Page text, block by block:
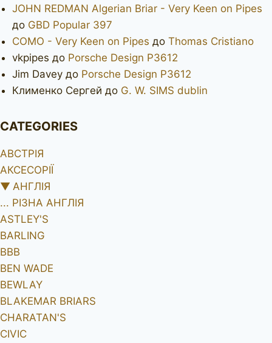
JOHN REDMAN Algerian Briar - Very Keen on Pipes
до GBD Popular 397
COMO - Very Keen on Pipes до Thomas Cristiano
vkpipes до Porsche Design P3612
Jim Davey до Porsche Design P3612
Клименко Сергей до G. W. SIMS dublin
CATEGORIES
АВСТРІЯ
АКСЕСОРІЇ
▼ АНГЛІЯ
... РІЗНА АНГЛІЯ
ASTLEY'S
BARLING
BBB
BEN WADE
BEWLAY
BLAKEMAR BRIARS
CHARATAN'S
CIVIC